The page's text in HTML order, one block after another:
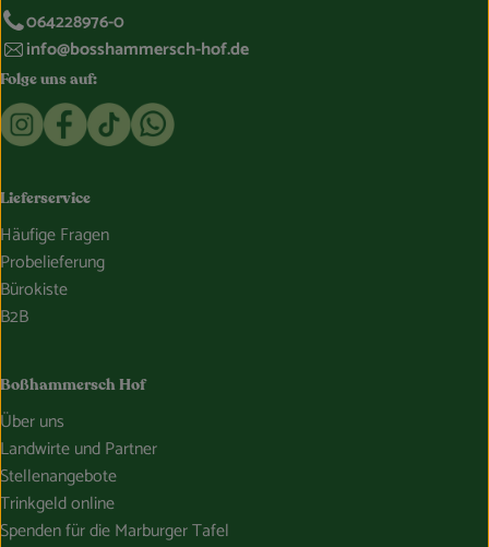
064228976-0
info@bosshammersch-hof.de
Folge uns auf:
Externer Link zu https://www.instagram.com/
Externer Link zu https://www.facebook.com/
Externer Link zu https://www.tiktok.com/
Externer Link zu https://whatsapp.com/
Lieferservice
Häufige Fragen
Probelieferung
Bürokiste
B2B
Boßhammersch Hof
Über uns
Landwirte und Partner
Stellenangebote
Trinkgeld online
Spenden für die Marburger Tafel